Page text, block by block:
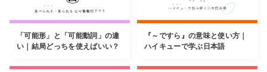
「可能形」と「可能動詞」の違
い｜結局どっちを使えばいい？
『～ですら』の意味と使い方｜
ハイキューで学ぶ日本語